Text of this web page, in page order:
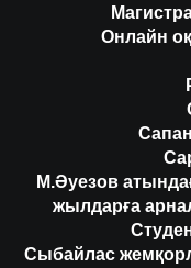
Онлайн
М.Әуезов
жылдарға
Сыбайлас